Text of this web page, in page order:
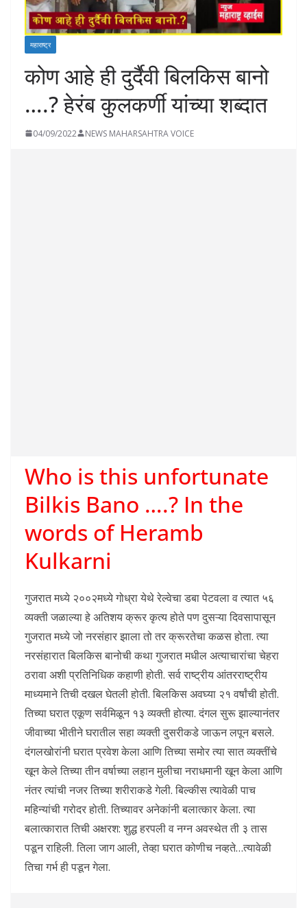
महाराष्ट्र
कोण आहे ही दुर्दैवी बिलकिस बानो
….? हेरंब कुलकर्णी यांच्या शब्दात
04/09/2022 NEWS MAHARSAHTRA VOICE
Who is this unfortunate
Bilkis Bano ….? In the
words of Heramb
Kulkarni
गुजरात मध्ये २००२मध्ये गोध्रा येथे रेल्वेचा डबा पेटवला व त्यात ५६
व्यक्ती जळाल्या हे अतिशय क्रूर कृत्य होते पण दुसऱ्या दिवसापासून
गुजरात मध्ये जो नरसंहार झाला तो तर क्रूरतेचा कळस होता. त्या
नरसंहारात बिलकिस बानोची कथा गुजरात मधील अत्याचारांचा चेहरा
ठरावा अशी प्रतिनिधिक कहाणी होती. सर्व राष्ट्रीय आंतरराष्ट्रीय
माध्यमाने तिची दखल घेतली होती. बिलकिस अवघ्या २१ वर्षांची होती.
तिच्या घरात एकूण सर्वमिळून १३ व्यक्ती होत्या. दंगल सुरू झाल्यानंतर
जीवाच्या भीतीने घरातील सहा व्यक्ती दुसरीकडे जाऊन लपून बसले.
दंगलखोरांनी घरात प्रवेश केला आणि तिच्या समोर त्या सात व्यक्तींचे
खून केले तिच्या तीन वर्षाच्या लहान मुलीचा नराधमानी खून केला आणि
नंतर त्यांची नजर तिच्या शरीराकडे गेली. बिल्कीस त्यावेळी पाच
महिन्यांची गरोदर होती. तिच्यावर अनेकांनी बलात्कार केला. त्या
बलात्कारात तिची अक्षरश: शुद्ध हरपली व नग्न अवस्थेत ती ३ तास
पडून राहिली. तिला जाग आली, तेव्हा घरात कोणीच नव्हते…त्यावेळी
तिचा गर्भ ही पडून गेला.